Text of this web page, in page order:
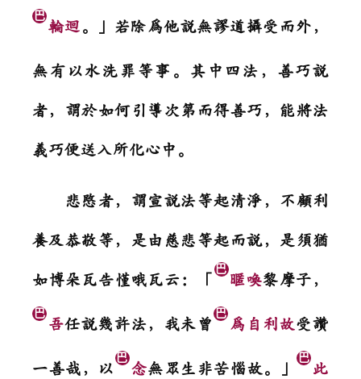
巴
輪迴。」若除為他說無謬道攝受而外，
無有以水洗罪等事。其中四法，善巧說
者，謂於如何引導次第而得善巧，能將法
義巧便送入所化心中。
悲愍者，謂宣說法等起清淨，不顧利
養及恭敬等，是由慈悲等起而說，是須猶
如博朵瓦告慬哦瓦云：「
巴
暱喚黎摩子，
巴
吾任說幾許法，我未曾
巴
為自利故受讚
一善哉，以
巴
念無眾生非苦惱故。」
巴
此